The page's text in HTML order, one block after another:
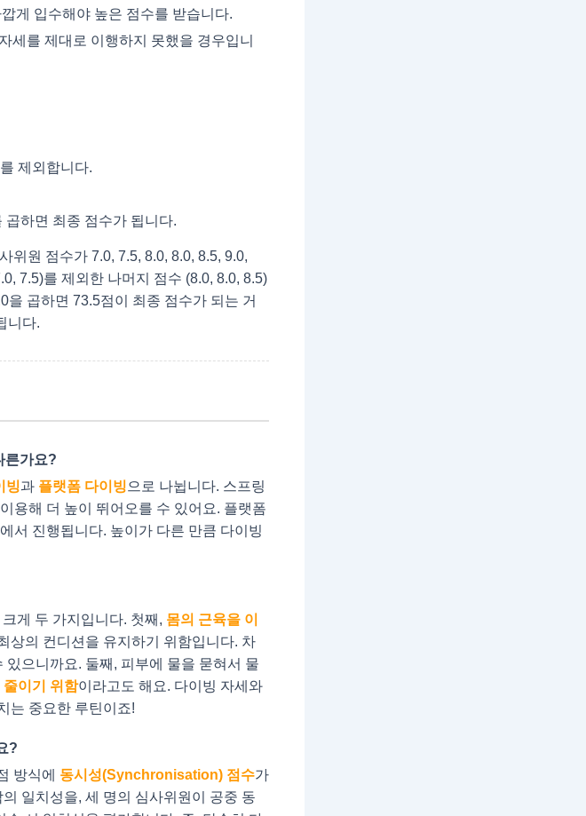
게 입수해야 높은 점수를 받습니다.
세를 제대로 이행하지 못했을 경우입니
를 제외합니다.
곱하면 최종 점수가 됩니다.
위원 점수가 7.0, 7.5, 8.0, 8.0, 8.5, 9.0,
7.5)를 제외한 나머지 점수 (8.0, 8.0, 8.5)
곱하면 73.5점이 최종 점수가 되는 거
니다.
른가요?
빙과 플랫폼 다이빙으로 나뉩니다. 스프링
용해 더 높이 뛰어오를 수 있어요. 플랫폼
서 진행됩니다. 높이가 다른 만큼 다이빙
게 두 가지입니다. 첫째, 몸의 근육을 이
상의 컨디션을 유지하기 위함입니다. 차
으니까요. 둘째, 피부에 물을 묻혀서 물
줄이기 위함이라고도 해요. 다이빙 자세와
는 중요한 루틴이죠!
?
방식에 동시성(Synchronisation) 점수가
일치성을, 세 명의 심사위원이 공중 동